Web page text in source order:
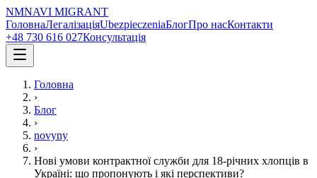
NMNAVI MIGRANT
ГоловнаЛегалізаціяUbezpieczeniaБлогПро насКонтакти
+48 730 616 027Консультація
Головна
›
Блог
›
novyny
›
Нові умови контрактної служби для 18-річних хлопців в
Україні: що пропонують і які перспективи?